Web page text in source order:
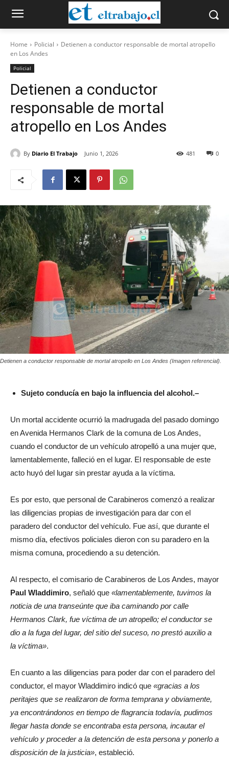
Home Policial
Detienen a conductor responsable de mortal atropello
en Los Andes
Policial
Detienen a conductor
responsable de mortal
atropello en Los Andes
By Diario El Trabajo Junio 1, 2026 0
481
Detienen a conductor responsable de mortal atropello en Los Andes (Imagen referencial).
Sujeto conducía en bajo la influencia del alcohol.–
Un mortal accidente ocurrió la madrugada del pasado domingo
en Avenida Hermanos Clark de la comuna de Los Andes,
cuando el conductor de un vehículo atropelló a una mujer que,
lamentablemente, falleció en el lugar. El responsable de este
acto huyó del lugar sin prestar ayuda a la víctima.
Es por esto, que personal de Carabineros comenzó a realizar
las diligencias propias de investigación para dar con el
paradero del conductor del vehículo. Fue así, que durante el
mismo día, efectivos policiales dieron con su paradero en la
misma comuna, procediendo a su detención.
Al respecto, el comisario de Carabineros de Los Andes, mayor
Paul Wladdimiro, señaló que «lamentablemente, tuvimos la
noticia de una transeúnte que iba caminando por calle
Hermanos Clark, fue víctima de un atropello; el conductor se
dio a la fuga del lugar, del sitio del suceso, no prestó auxilio a
la víctima».
En cuanto a las diligencias para poder dar con el paradero del
conductor, el mayor Wladdimiro indicó que «gracias a los
peritajes que se realizaron de forma temprana y obviamente,
ya encontrándonos en tiempo de flagrancia todavía, pudimos
llegar hasta donde se encontraba esta persona, incautar el
vehículo y proceder a la detención de esta persona y ponerlo a
disposición de la justicia», estableció.